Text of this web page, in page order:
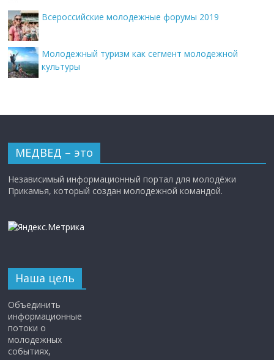
Всероссийские молодежные форумы 2019
Молодежный туризм как сегмент молодежной
культуры
МЕДВЕД – это
Независимый информационный портал для молодёжи
Прикамья, который создан молодежной командой.
Наша цель
Объединить
информационные
потоки о
молодежных
событиях,